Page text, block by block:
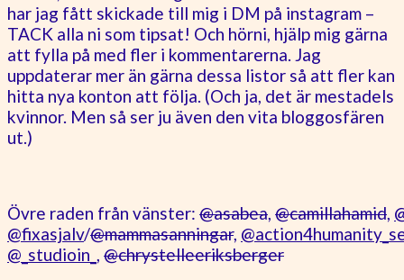
har jag fått skickade till mig i DM på instagram –
TACK alla ni som tipsat! Och hörni, hjälp mig gärna
att fylla på med fler i kommentarerna. Jag
uppdaterar mer än gärna dessa listor så att fler kan
hitta nya konton att följa. (Och ja, det är mestadels
kvinnor. Men så ser ju även den vita bloggosfären
ut.)
Övre raden från vänster: @asabea, @camillahamid,
@fixasjalv/@mammasanningar,
@_studioin_ , @chrystelleeriksberger